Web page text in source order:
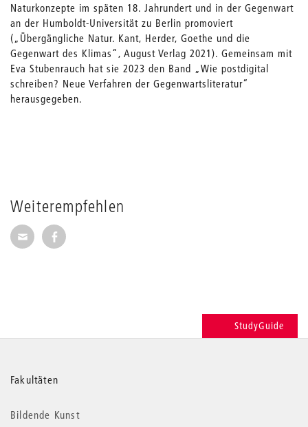
Weiterempfehlen
Seite per E-Mail weiterempfehlen
Seite auf Facebook weiterempfehlen
Naturkonzepte im späten 18. Jahrundert und in der Gegenwart
an der Humboldt-Universität zu Berlin promoviert
(„Übergängliche Natur. Kant, Herder, Goethe und die
Gegenwart des Klimas“, August Verlag 2021). Gemeinsam mit
Eva Stubenrauch hat sie 2023 den Band „Wie postdigital
schreiben? Neue Verfahren der Gegenwartsliteratur“
herausgegeben.
StudyGuide
Weitere
Informationen
Fakultäten
Bildende Kunst